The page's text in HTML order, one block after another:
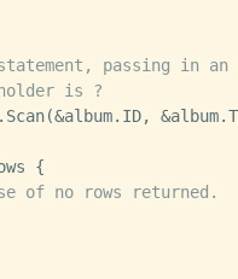
passing in
is ?
{
of no rows returned.